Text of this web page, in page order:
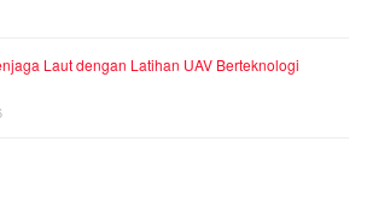
Laut dengan Latihan UAV Berteknologi